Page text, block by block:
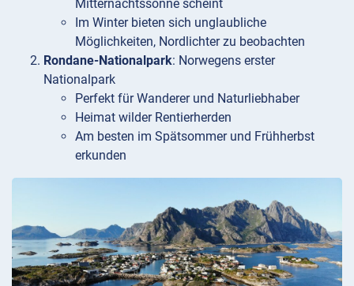
Mitternachtssonne scheint
Im Winter bieten sich unglaubliche
Möglichkeiten, Nordlichter zu beobachten
Rondane-Nationalpark: Norwegens erster
Nationalpark
Perfekt für Wanderer und Naturliebhaber
Heimat wilder Rentierherden
Am besten im Spätsommer und Frühherbst
erkunden